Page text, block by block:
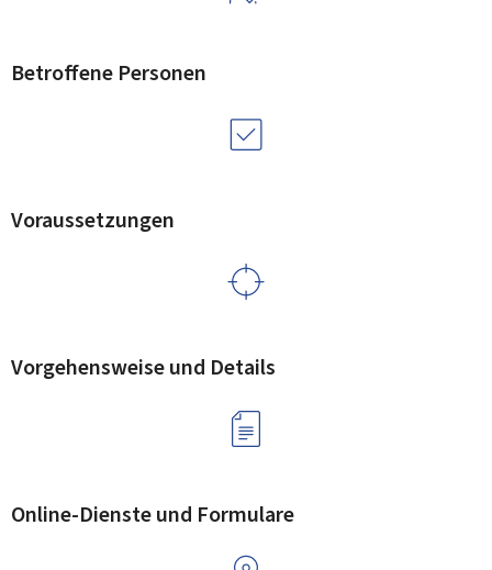
Betroffene Personen
Voraussetzungen
Vorgehensweise und Details
Online-Dienste und Formulare